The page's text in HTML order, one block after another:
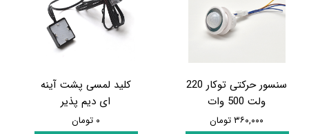
سنسور حرکتی توکار 220
ولت 500 وات
۳۶۰,۰۰۰ تومان
کلید لمسی پشت آینه
ای دیم پذیر
۰ تومان